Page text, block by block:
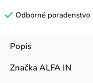
Odborné poradenstvo
Popis
Značka ALFA IN